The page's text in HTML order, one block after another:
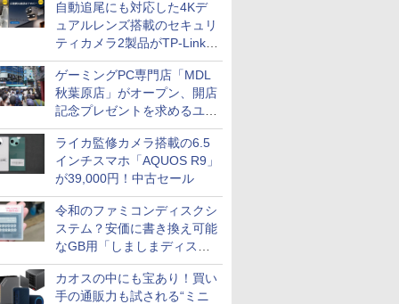
自動追尾にも対応した4Kデ
ュアルレンズ搭載のセキュリ
ティカメラ2製品がTP-Linkか
ら
ゲーミングPC専門店「MDL
秋葉原店」がオープン、開店
記念プレゼントを求めるユー
ザーが押し寄せ長蛇の列に
ライカ監修カメラ搭載の6.5
インチスマホ「AQUOS R9」
が39,000円！中古セール
令和のファミコンディスクシ
ステム？安価に書き換え可能
なGB用「しましまディスク
システム」
カオスの中にも宝あり！買い
手の通販力も試される“ミニ